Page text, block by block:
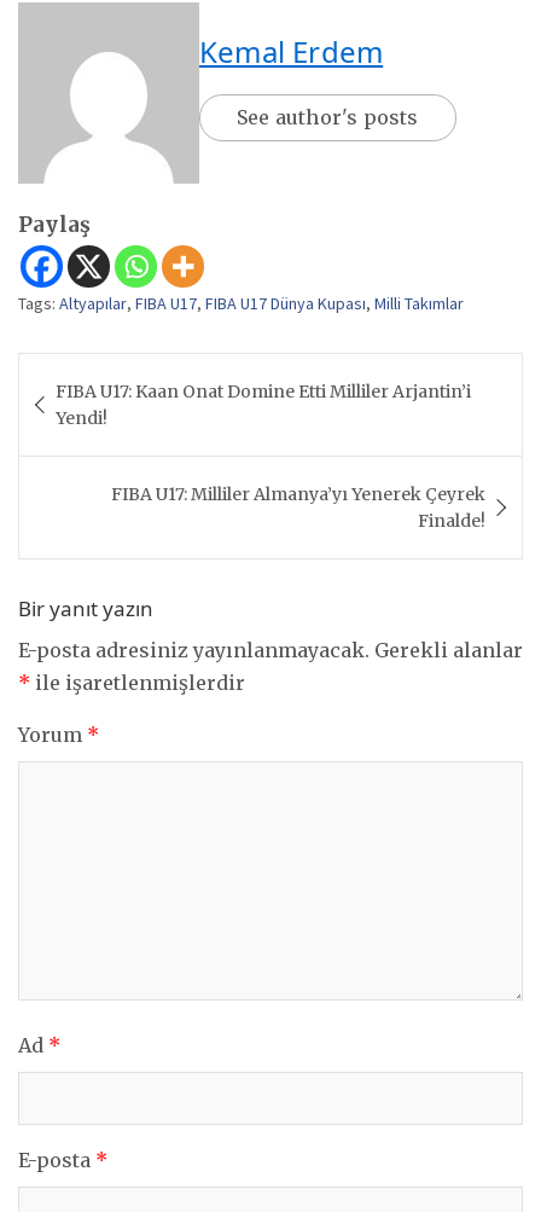
Kemal Erdem
See author's posts
Paylaş
Tags: Altyapılar, FIBA U17, FIBA U17 Dünya Kupası, Milli Takımlar
gezinmesi
FIBA U17: Kaan Onat Domine Etti Milliler Arjantin’i
Yendi!
FIBA U17: Milliler Almanya’yı Yenerek Çeyrek
Finalde!
Bir yanıt yazın
E-posta adresiniz yayınlanmayacak. Gerekli alanlar
* ile işaretlenmişlerdir
Yorum *
Ad *
E-posta *